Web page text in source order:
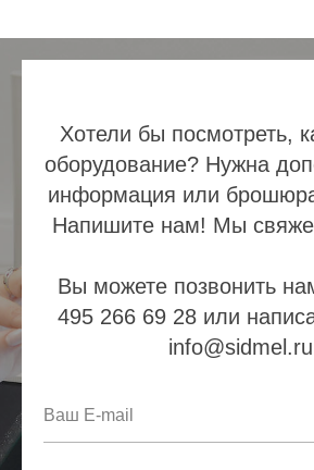
Хотели бы посмотреть,
оборудование? Нужна
информация или
Напишите нам! Мы
Вы можете позвонить
495 266 69 28 или